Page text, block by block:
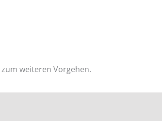
zum weiteren Vorgehen.